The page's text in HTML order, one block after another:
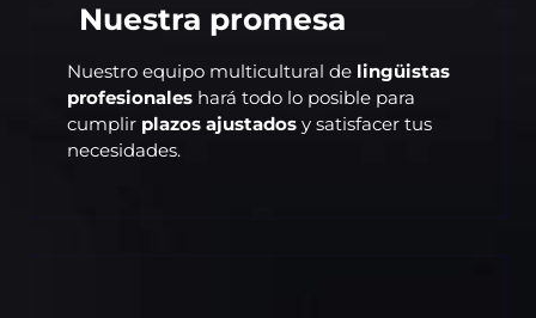
Nuestra promesa
Nuestro equipo multicultural de lingüistas
profesionales hará todo lo posible para
cumplir plazos ajustados y satisfacer tus
necesidades.